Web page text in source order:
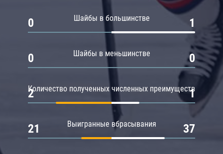
Шайбы в большинстве
0 1
Шайбы в меньшинстве
0 0
Количество полученных численных преимуществ
2 1
Выигранные вбрасывания
21 37